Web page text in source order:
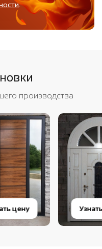
.
производства
цену